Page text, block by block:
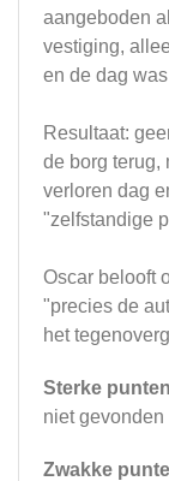
aangeboden
vestiging,
en de dag
Resultaat:
de borg terug,
verloren dag
"zelfstandige
Oscar belooft
"precies de
het
Sterke punten
niet gevonden
Zwakke